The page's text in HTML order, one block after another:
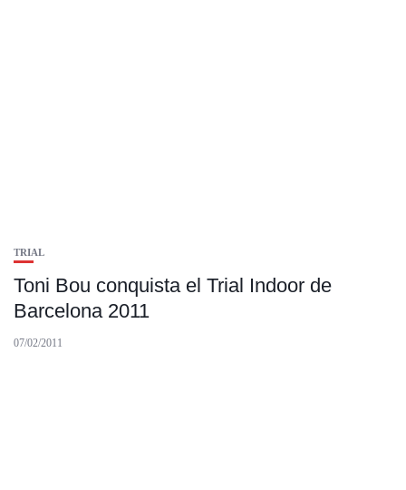
TRIAL
Toni Bou conquista el Trial Indoor de
Barcelona 2011
07/02/2011